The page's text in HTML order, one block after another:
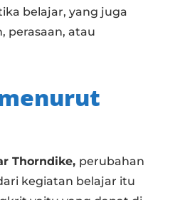
belajar, yang juga
perasaan, atau
Thorndike, perubahan
kegiatan belajar itu